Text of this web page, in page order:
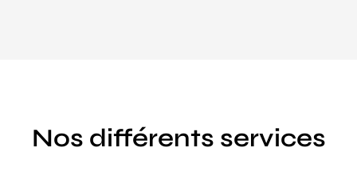
Nos différents services